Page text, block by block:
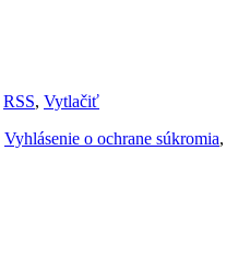
RSS, Vytlačiť
Vyhlásenie o ochrane súkromia,